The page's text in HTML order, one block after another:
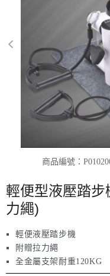
商品編號：
輕便型液壓踏
力繩)
輕便液壓踏步機
附贈拉力繩
全金屬支架耐重120KG